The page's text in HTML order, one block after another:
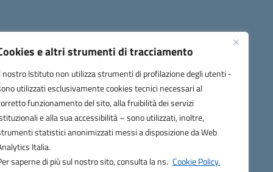
e altri strumenti di tracciamento
nostro Istituto non utilizza strumenti di profilazione degli utenti -
utilizzati esclusivamente cookies tecnici necessari al
funzionamento del sito, alla fruibilità dei servizi
e alla sua accessibilità – sono utilizzati, inoltre,
statistici anonimizzati messi a disposizione da Web
Italia.
saperne di più sul nostro sito, consulta la ns. Cookie Policy.